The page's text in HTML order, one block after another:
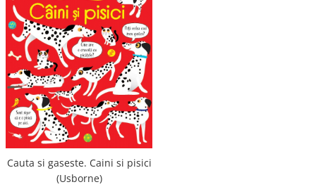
Cauta si gaseste. Caini si pisici
(Usborne)